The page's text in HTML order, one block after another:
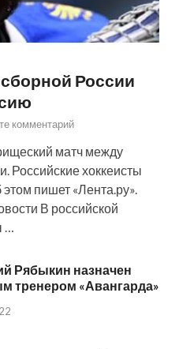
России
комментарий
матч между
Российские хоккеисты
пишет «Лента.ру».
В российской
Рябыкин назначен
тренером «Авангарда»